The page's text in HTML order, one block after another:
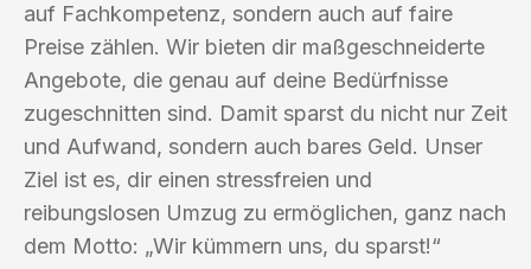
auf Fachkompetenz, sondern auch auf faire
Preise zählen. Wir bieten dir maßgeschneiderte
Angebote, die genau auf deine Bedürfnisse
zugeschnitten sind. Damit sparst du nicht nur Zeit
und Aufwand, sondern auch bares Geld. Unser
Ziel ist es, dir einen stressfreien und
reibungslosen Umzug zu ermöglichen, ganz nach
dem Motto: „Wir kümmern uns, du sparst!“